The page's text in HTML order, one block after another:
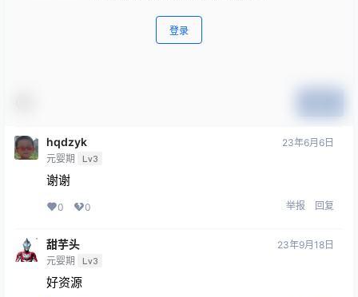
登录
hqdzyk
元婴期 Lv3
23年6月6日
谢谢
0 0 举报 回复
甜芋头
元婴期 Lv3
23年9月18日
好资源